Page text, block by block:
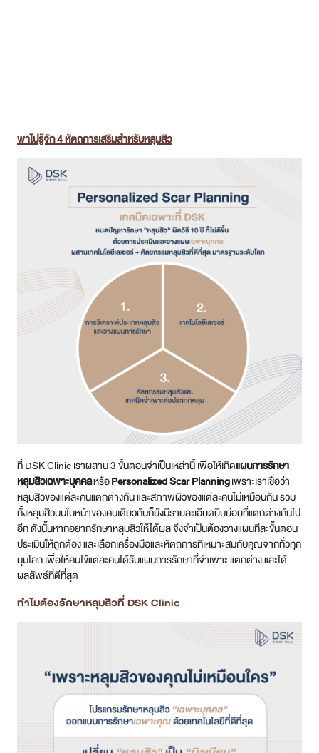
ที่ DSK Clinic เราผสาน 3 ขั้นตอนจำเป็นเหล่านี้ เพื่อให้เกิด
แผนการรักษา
หลุมสิวเฉพาะบุคคล
หรือPersonalized Scar Planning
เพราะเราเชื่อว่า
หลุมสิวของแต่ละคนแตกต่างกัน และสภาพผิวของแต่ละคนไม่เหมือนกัน รวม
ทั้งหลุมสิวบนใบหน้าของคนเดียวกันก็ยังมีรายละเอียดยิบย่อยที่แตกต่างกันไป
อีก ดังนั้นหากอยากรักษาหลุมสิวให้ได้ผล จึงจำเป็นต้องวางแผนทีละขั้นตอน
ประเมินให้ถูกต้อง และเลือกเครื่องมือและหัตถการที่เหมาะสมกับคุณจากทั่วทุก
ผลลัพธ์ที่ดีที่สุด
ทำไมต้องรักษาหลุมสิวที่ DSK Clinic